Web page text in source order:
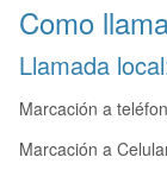
Como
Llamada
Marcación a
Marcación a